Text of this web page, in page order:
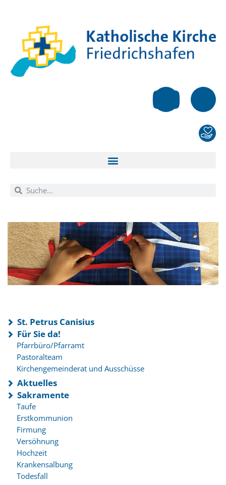
St. Petrus Canisius
Für Sie da!
Pfarrbüro/Pfarramt
Pastoralteam
Kirchengemeinderat und Ausschüsse
Aktuelles
Sakramente
Taufe
Erstkommunion
Firmung
Versöhnung
Hochzeit
Krankensalbung
Todesfall